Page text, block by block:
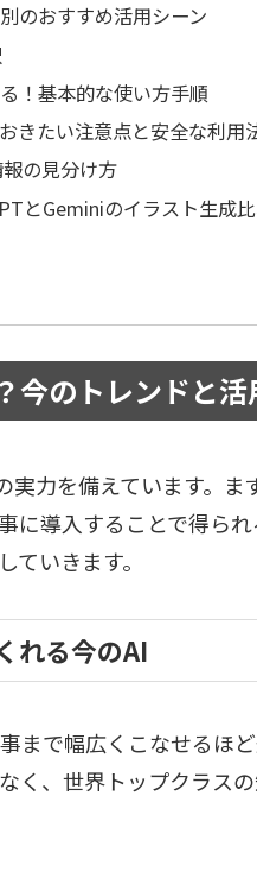
のおすすめ活用シーン
！基本的な使い方手順
きたい注意点と安全な利用
の見分け方
とGeminiのイラスト生成
今のトレンドと活
力を備えています。ま
に導入することで得ら
いきます。
れる今のAI
まで幅広くこなせるほ
く、世界トップクラス